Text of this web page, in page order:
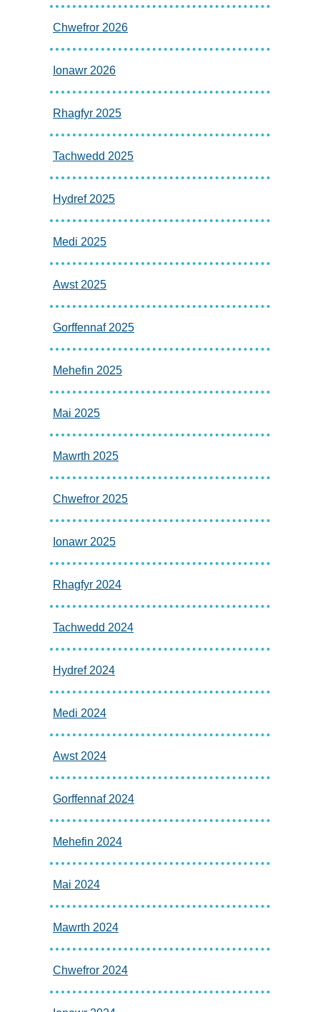
Chwefror 2026
Ionawr 2026
Rhagfyr 2025
Tachwedd 2025
Hydref 2025
Medi 2025
Awst 2025
Gorffennaf 2025
Mehefin 2025
Mai 2025
Mawrth 2025
Chwefror 2025
Ionawr 2025
Rhagfyr 2024
Tachwedd 2024
Hydref 2024
Medi 2024
Awst 2024
Gorffennaf 2024
Mehefin 2024
Mai 2024
Mawrth 2024
Chwefror 2024